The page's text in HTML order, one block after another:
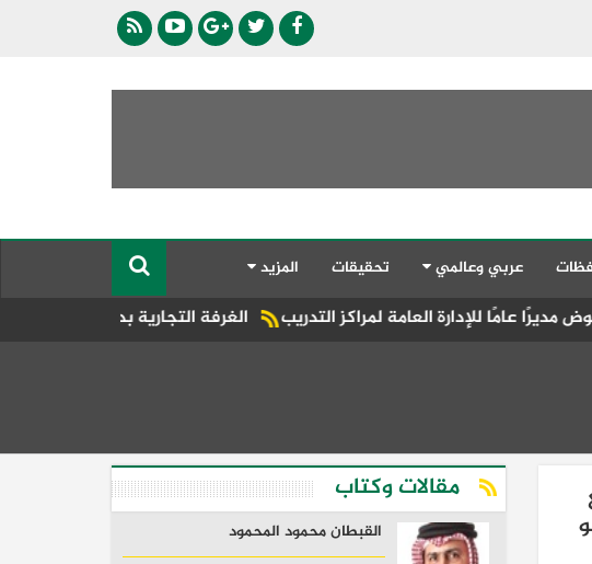
عربي وعالمي تحقيقات المزيد
الغرفة التجارية بدمياط تشارك في اجتماع الاتحاد لمراكز التدريب
مقالات وكتاب
القبطان محمود المحمود